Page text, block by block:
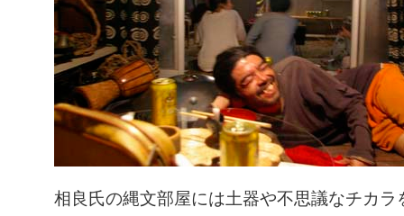
相良氏の縄文部屋には土器や不思議なチカラ